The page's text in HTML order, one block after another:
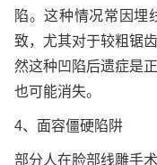
陷。这种情况常因埋
致，尤其对于较粗锯
然这种凹陷后遗症是
也可能消失。
4、面容僵硬陷阱
部分人在脸部线雕手